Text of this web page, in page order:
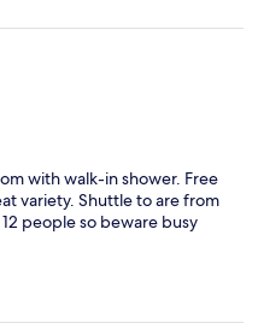
with walk-in shower. Free
variety. Shuttle to are from
people so beware busy